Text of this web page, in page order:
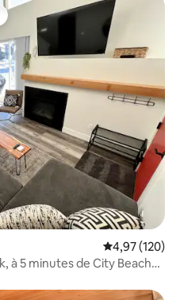
plus appréciés
Évaluation
4,97 (120)
à 5 minutes de City Beach